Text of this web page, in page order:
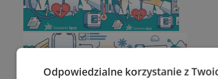
Odpowiedzialne korzystanie z